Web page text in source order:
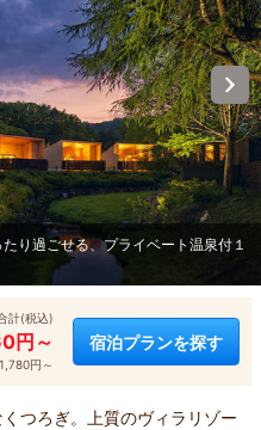
り過ごせる、プライベート温泉付１
計(税込)
円～
円～
宿泊プランを探す
つろぎ。上質のヴィラリゾー